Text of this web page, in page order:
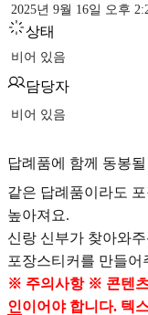
2025년 9월 16일 오후
상태
비어 있음
담당자
비어 있음
답례품에 함께 동봉
같은 답례품이라도
높아져요.
신랑 신부가 찾아와
포장스티커를 만들어
※ 주의사항 ※ 콘텐
인이어야 합니다. 텍